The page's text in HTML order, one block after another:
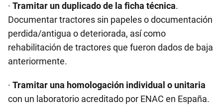
· Tramitar un duplicado de la ficha técnica.
Documentar tractores sin papeles o documentación
perdida/antigua o deteriorada, así como
rehabilitación de tractores que fueron dados de baja
anteriormente.
· Tramitar una homologación individual o unitaria
con un laboratorio acreditado por ENAC en España.